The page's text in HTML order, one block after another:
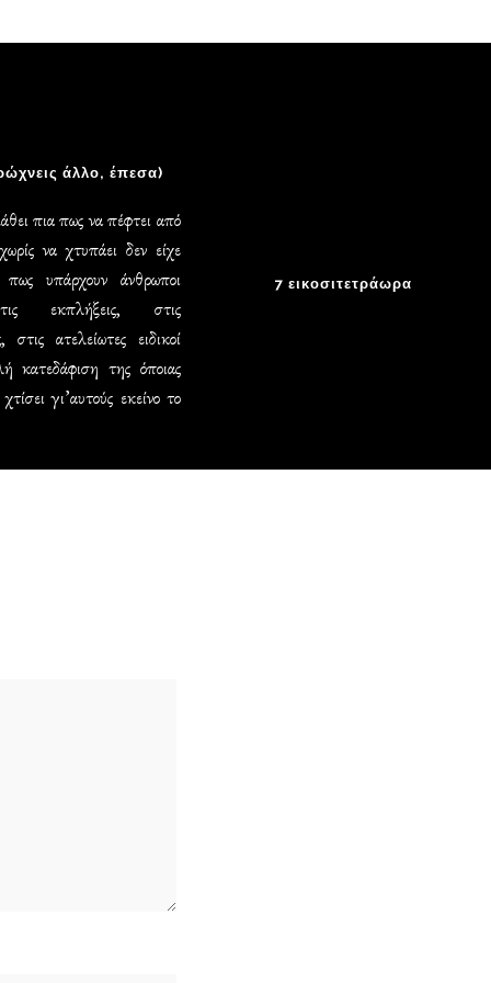
άλλο, έπεσα)
πια πως να πέφτει από
να χτυπάει δεν είχε
υπάρχουν άνθρωποι
εκπλήξεις, στις
στις ατελείωτες ειδικοί
κατεδάφιση της όποιας
χτίσει γι’αυτούς εκείνο το
7 εικοσιτετράωρα